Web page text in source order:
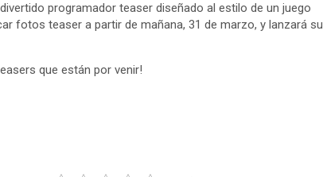
programador teaser diseñado al estilo de un juego
fotos teaser a partir de mañana, 31 de marzo, y lanzará su
que están por venir!